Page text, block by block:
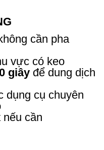
cần pha
vực có keo
giây để dung dịch
dụng cụ chuyên
nếu cần